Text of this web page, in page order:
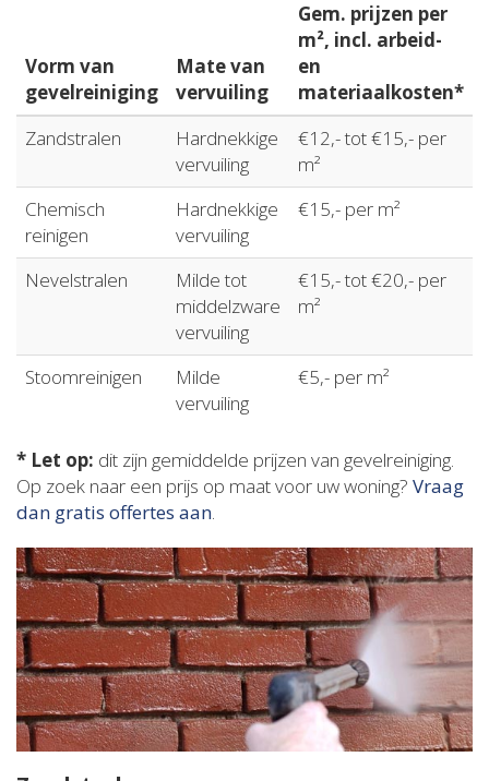
Vorm van
gevelreiniging
Mate van
vervuiling
Gem. prijzen per
m², incl. arbeid-
en
materiaalkosten*
Zandstralen
Hardnekkige
vervuiling
€12,- tot €15,- per
m²
Chemisch
reinigen
Hardnekkige
vervuiling
€15,- per m²
Nevelstralen
Milde tot
middelzware
vervuiling
€15,- tot €20,- per
m²
Stoomreinigen
Milde
vervuiling
€5,- per m²
* Let op: dit zijn gemiddelde prijzen van gevelreiniging.
Op zoek naar een prijs op maat voor uw woning? Vraag
dan gratis offertes aan.